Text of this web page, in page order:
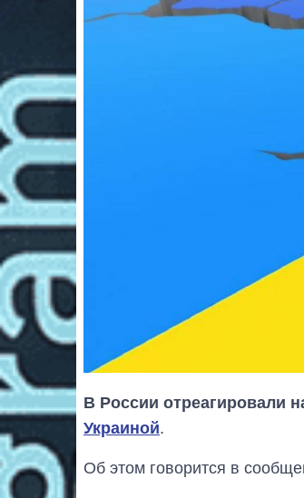
В России отреагировали
Украиной.
Об этом говорится в